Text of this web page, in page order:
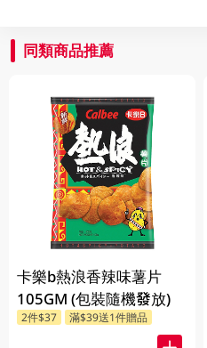
同類商品推薦
卡樂b熱浪香辣味薯片
105GM (包裝隨機發放)
2件$37 滿$39送1件贈品